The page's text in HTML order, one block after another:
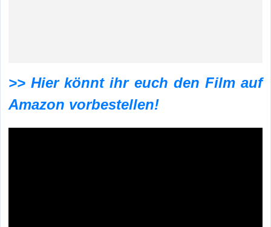
>> Hier könnt ihr euch den Film auf
Amazon vorbestellen!